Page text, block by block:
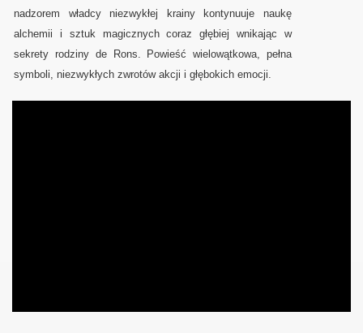
nadzorem władcy niezwykłej krainy kontynuuje naukę
alchemii i sztuk magicznych coraz głębiej wnikając w
sekrety rodziny de Rons. Powieść wielowątkowa, pełna
symboli, niezwykłych zwrotów akcji i głębokich emocji.